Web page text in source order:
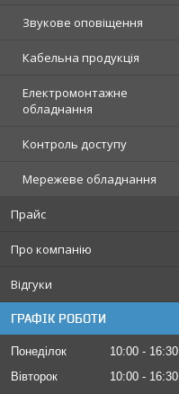
Звукове оповіщення
Кабельна продукція
Електромонтажне
обладнання
Контроль доступу
Мережеве обладнання
Прайс
Про компанію
Відгуки
ГРАФІК РОБОТИ
Понеділок 10:00
16:30
Вівторок
10:00
16:30